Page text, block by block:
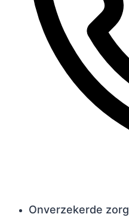
Onverzekerde zorg